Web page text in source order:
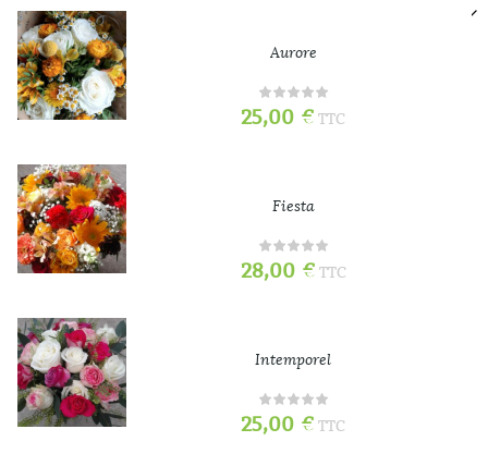
Aurore
25,00 € TTC
Fiesta
28,00 € TTC
Intemporel
25,00 € TTC